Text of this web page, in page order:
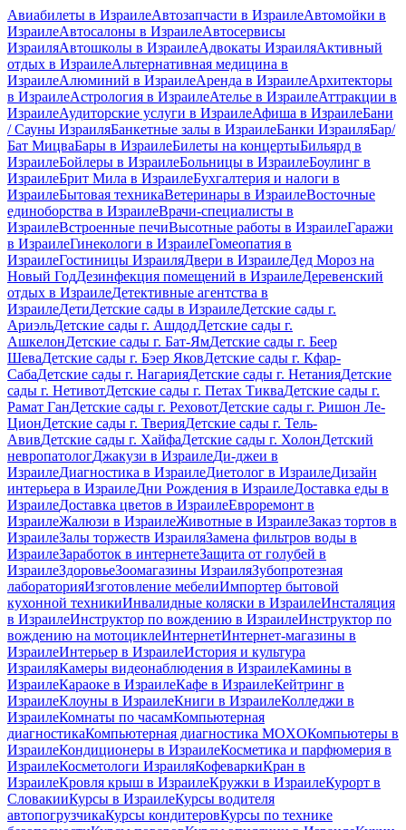
Авиабилеты в ИзраилеАвтозапчасти в ИзраилеАвтомойки в
ИзраилеАвтосалоны в ИзраилеАвтосервисы
ИзраиляАвтошколы в ИзраилеАдвокаты ИзраиляАктивный
отдых в ИзраилеАльтернативная медицина в
ИзраилеАлюминий в ИзраилеАренда в ИзраилеАрхитекторы
в ИзраилеАстрология в ИзраилеАтелье в ИзраилеАттракции в
ИзраилеАудиторские услуги в ИзраилеАфиша в ИзраилеБани
/ Сауны ИзраиляБанкетные залы в ИзраилеБанки ИзраиляБар/
Бат МицваБары в ИзраилеБилеты на концертыБильярд в
ИзраилеБойлеры в ИзраилеБольницы в ИзраилеБоулинг в
ИзраилеБрит Мила в ИзраилеБухгалтерия и налоги в
ИзраилеБытовая техникаВетеринары в ИзраилеВосточные
единоборства в ИзраилеВрачи-специалисты в
ИзраилеВстроенные печиВысотные работы в ИзраилеГаражи
в ИзраилеГинекологи в ИзраилеГомеопатия в
ИзраилеГостиницы ИзраиляДвери в ИзраилеДед Мороз на
Новый ГодДезинфекция помещений в ИзраилеДеревенский
отдых в ИзраилеДетективные агентства в
ИзраилеДетиДетские сады в ИзраилеДетские сады г.
АриэльДетские сады г. АшдодДетские сады г.
АшкелонДетские сады г. Бат-ЯмДетские сады г. Беер
ШеваДетские сады г. Бэер ЯковДетские сады г. Кфар-
СабаДетские сады г. НагарияДетские сады г. НетанияДетские
сады г. НетивотДетские сады г. Петах ТикваДетские сады г.
Рамат ГанДетские сады г. РеховотДетские сады г. Ришон Ле-
ЦионДетские сады г. ТверияДетские сады г. Тель-
АвивДетские сады г. ХайфаДетские сады г. ХолонДетский
невропатологДжакузи в ИзраилеДи-джеи в
ИзраилеДиагностика в ИзраилеДиетолог в ИзраилеДизайн
интерьера в ИзраилеДни Рождения в ИзраилеДоставка еды в
ИзраилеДоставка цветов в ИзраилеЕвроремонт в
ИзраилеЖалюзи в ИзраилеЖивотные в ИзраилеЗаказ тортов в
ИзраилеЗалы торжеств ИзраиляЗамена фильтров воды в
ИзраилеЗаработок в интернетеЗащита от голубей в
ИзраилеЗдоровьеЗоомагазины ИзраиляЗубопротезная
лабораторияИзготовление мебелиИмпортер бытовой
кухонной техникиИнвалидные коляски в ИзраилеИнсталяция
в ИзраилеИнструктор по вождению в ИзраилеИнструктор по
вождению на мотоциклеИнтернетИнтернет-магазины в
ИзраилеИнтерьер в ИзраилеИстория и культура
ИзраиляКамеры видеонаблюдения в ИзраилеКамины в
ИзраилеКараоке в ИзраилеКафе в ИзраилеКейтринг в
ИзраилеКлоуны в ИзраилеКниги в ИзраилеКолледжи в
ИзраилеКомнаты по часамКомпьютерная
диагностикаКомпьютерная диагностика MOXOКомпьютеры в
ИзраилеКондиционеры в ИзраилеКосметика и парфюмерия в
ИзраилеКосметологи ИзраиляКофеваркиКран в
ИзраилеКровля крыш в ИзраилеКружки в ИзраилеКурорт в
СловакииКурсы в ИзраилеКурсы водителя
автопогрузчикаКурсы кондитеровКурсы по технике